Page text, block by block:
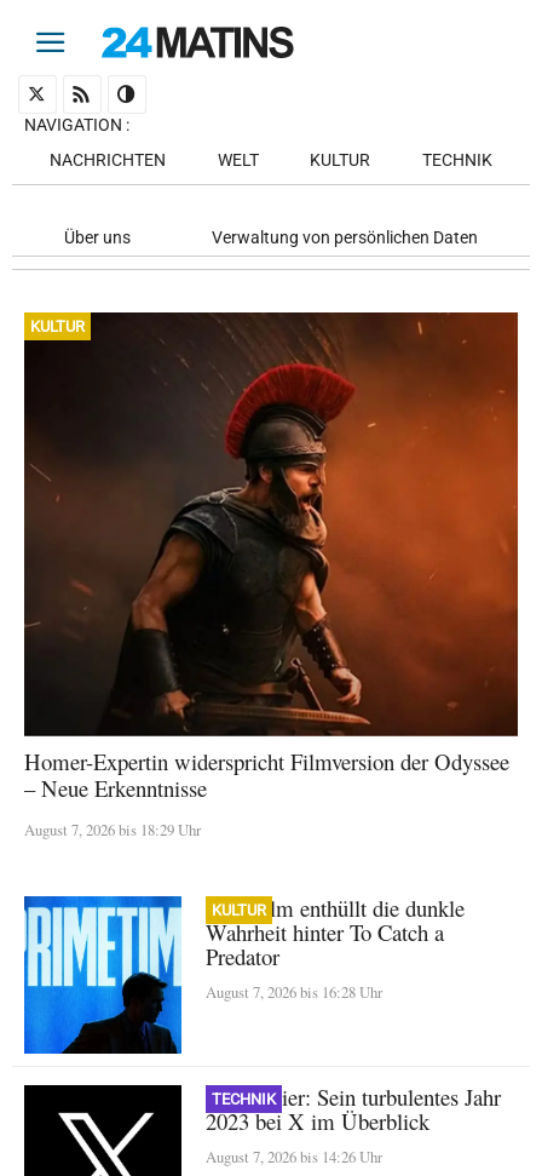
NAVIGATION :
NACHRICHTEN
WELT KULTUR TECHNIK
Über uns Verwaltung von persönlichen Daten
KULTUR
Homer-Expertin widerspricht Filmversion der Odyssee
– Neue Erkenntnisse
August 7, 2026 bis 18:29 Uhr
KULTUR
A24-Film enthüllt die dunkle
Wahrheit hinter To Catch a
Predator
August 7, 2026 bis 16:28 Uhr
TECHNIK
Nikita Bier: Sein turbulentes Jahr
2023 bei X im Überblick
August 7, 2026 bis 14:26 Uhr